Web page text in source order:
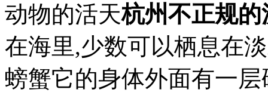
动物的活天杭州不正规的
在海里,少数可以栖息在
螃蟹它的身体外面有一层